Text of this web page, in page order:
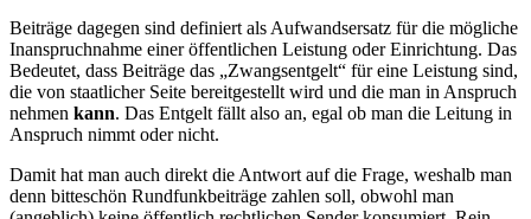
Beiträge dagegen sind definiert als Aufwandsersatz für die mögliche
Inanspruchnahme einer öffentlichen Leistung oder Einrichtung. Das
Bedeutet, dass Beiträge das „Zwangsentgelt“ für eine Leistung sind,
die von staatlicher Seite bereitgestellt wird und die man in Anspruch
nehmen kann. Das Entgelt fällt also an, egal ob man die Leitung in
Anspruch nimmt oder nicht.
Damit hat man auch direkt die Antwort auf die Frage, weshalb man
denn bitteschön Rundfunkbeiträge zahlen soll, obwohl man